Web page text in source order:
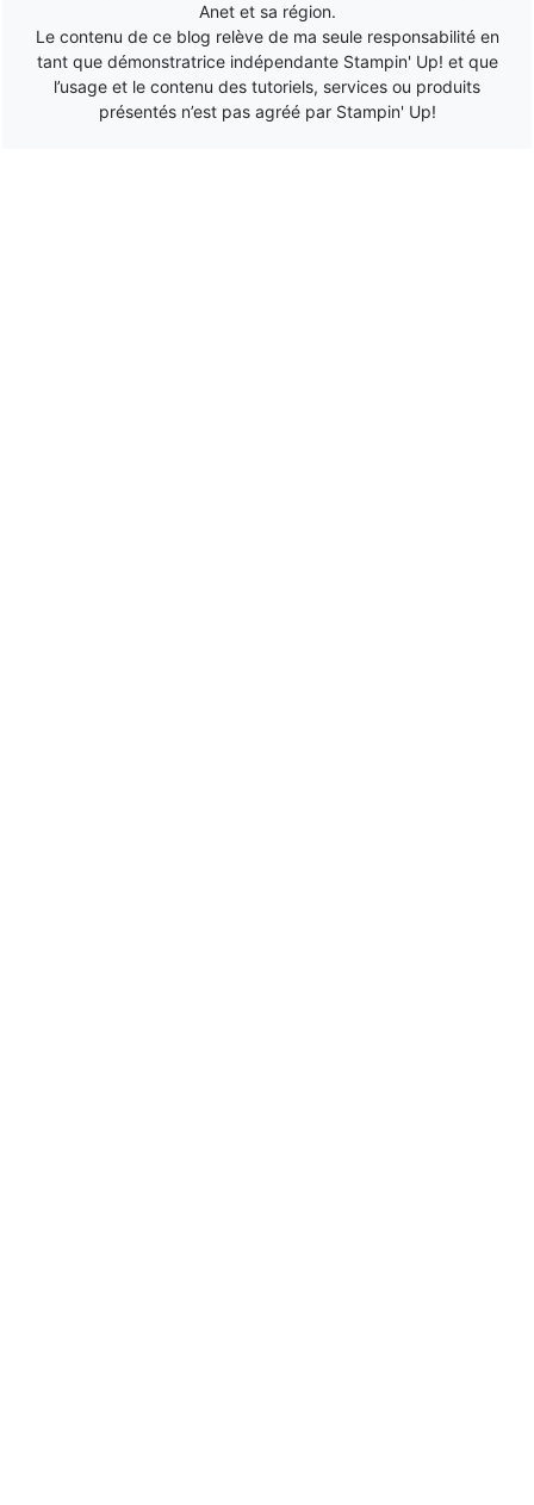
Anet et sa région.
Le contenu de ce blog relève de ma seule responsabilité en
tant que démonstratrice indépendante Stampin' Up! et que
l’usage et le contenu des tutoriels, services ou produits
présentés n’est pas agréé par Stampin' Up!